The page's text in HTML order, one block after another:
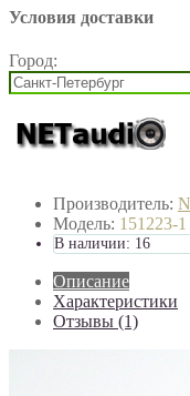
Условия доставки
Город:
Производитель:
Модель: 151223-1
В наличии: 16
Описание
Характеристики
Отзывы (1)